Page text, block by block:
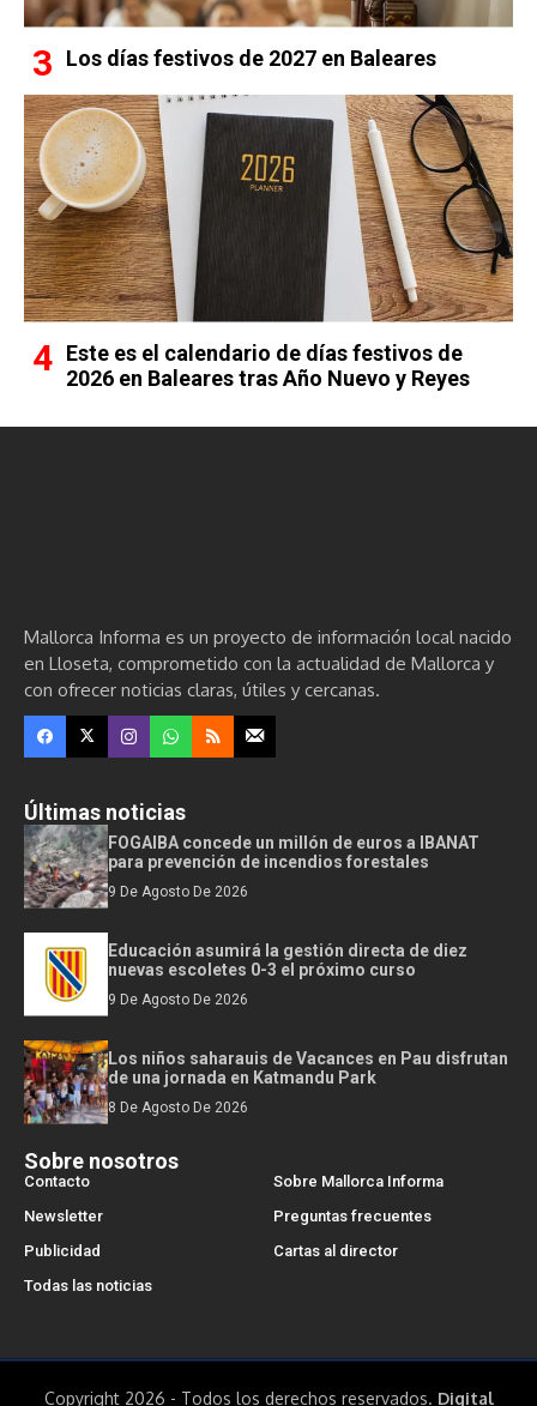
Los días festivos de 2027 en Baleares
Este es el calendario de días festivos de
2026 en Baleares tras Año Nuevo y Reyes
Mallorca Informa es un proyecto de información local nacido
en Lloseta, comprometido con la actualidad de Mallorca y
con ofrecer noticias claras, útiles y cercanas.
Últimas noticias
FOGAIBA concede un millón de euros a IBANAT
para prevención de incendios forestales
9 De Agosto De 2026
Educación asumirá la gestión directa de diez
nuevas escoletes 0-3 el próximo curso
9 De Agosto De 2026
Los niños saharauis de Vacances en Pau disfrutan
de una jornada en Katmandu Park
8 De Agosto De 2026
Sobre nosotros
Contacto
Sobre Mallorca Informa
Newsletter
Preguntas frecuentes
Publicidad
Cartas al director
Todas las noticias
Copyright 2026 - Todos los derechos reservados. Digital